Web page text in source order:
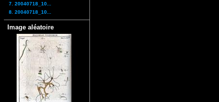
7. 20040718_10...
8. 20040718_10...
Image aléatoire